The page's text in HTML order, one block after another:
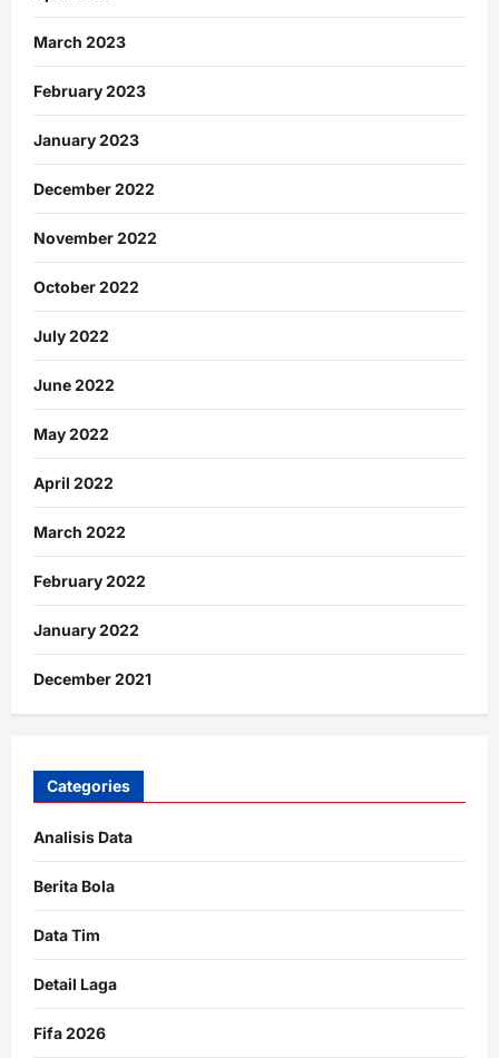
March 2023
February 2023
January 2023
December 2022
November 2022
October 2022
July 2022
June 2022
May 2022
April 2022
March 2022
February 2022
January 2022
December 2021
Categories
Analisis Data
Berita Bola
Data Tim
Detail Laga
Fifa 2026